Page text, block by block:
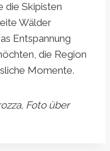
die Skipisten
Wälder
Entspannung
die Region
Momente.
Foto über